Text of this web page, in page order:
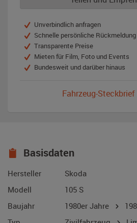
Unverbindlich anfragen
Schnelle persönliche Rückmeldung
Transparente Preise
Mieten für Film, Foto und Events
Bundesweit und darüber hinaus
Fahrzeug-
Basisdaten
Hersteller
Skoda
Modell
105 S
Baujahr
1980er Jahre